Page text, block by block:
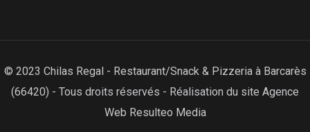
© 2023 Chilas Regal - Restaurant/Snack & Pizzeria à Barcarès
(66420) - Tous droits réservés - Réalisation du site Agence
Web Resulteo Media